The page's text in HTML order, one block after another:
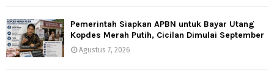
Pemerintah Siapkan APBN untuk Bayar Utang
Kopdes Merah Putih, Cicilan Dimulai September
Agustus 7, 2026